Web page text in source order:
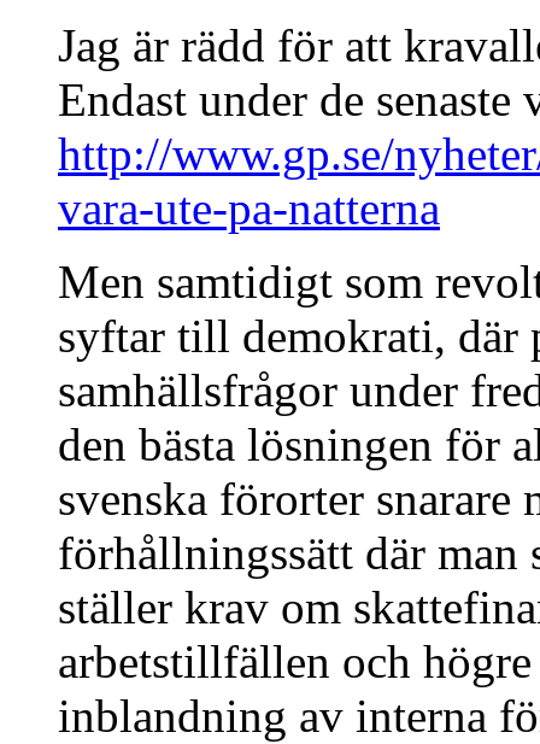
Jag är rädd för att
Endast under de
http://www.gp.se/
vara-ute-pa-natterna
Men samtidigt som
syftar till demokrati, där
samhällsfrågor under
den bästa lösningen för
svenska förorter snarare
förhållningssätt där man
ställer krav om
arbetstillfällen och
inblandning av interna